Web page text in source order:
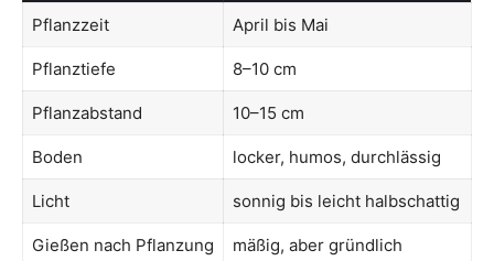
Pflanzzeit April bis Mai
Pflanztiefe 8–10 cm
Pflanzabstand 10–15 cm
Boden locker, humos, durchlässig
Licht sonnig bis leicht halbschattig
Gießen nach Pflanzung mäßig, aber gründlich